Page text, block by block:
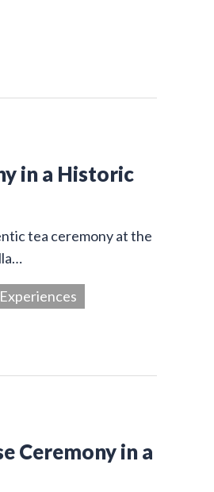
in a Historic
tea ceremony at the
Ceremony in a